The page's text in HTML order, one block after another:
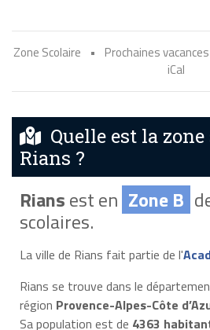
Zone Scolaire • Prochaines vacances
iCal
Quelle est la
Rians ?
Riansest en Zone B
scolaires.
La ville de Rians fait partie de l'
Rians se trouve dans le
région Provence-Alpes-Côte
Sa population est de 4363